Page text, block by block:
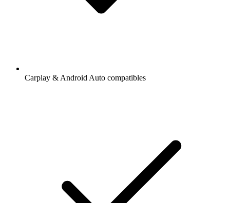
Carplay & Android Auto compatibles